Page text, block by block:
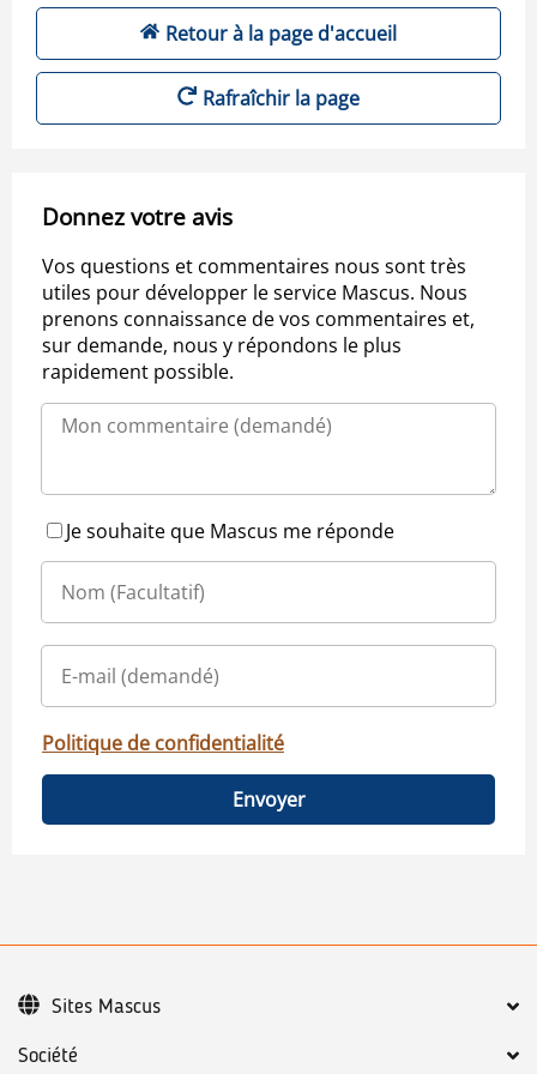
Retour à la page d'accueil
Rafraîchir la page
Donnez votre avis
Vos questions et commentaires nous sont très
utiles pour développer le service Mascus. Nous
prenons connaissance de vos commentaires et,
sur demande, nous y répondons le plus
rapidement possible.
Je souhaite que Mascus me réponde
Politique de confidentialité
Envoyer
Société
Sites Mascus